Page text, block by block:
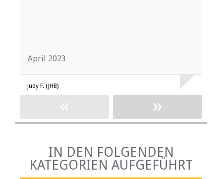
April 2023
Judy F. (JHB)
« »
IN DEN FOLGENDEN
KATEGORIEN AUFGEFÜHRT